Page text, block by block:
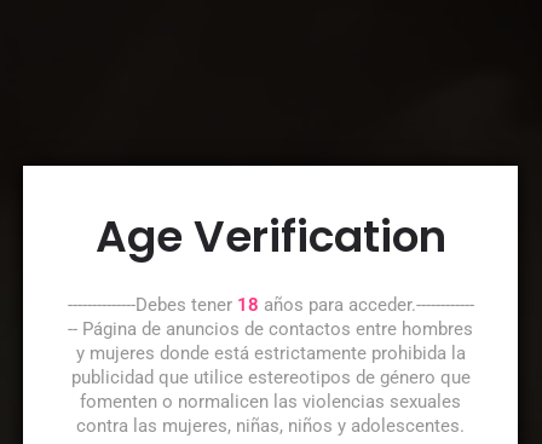
Age Verification
--------------Debes tener 18 años para acceder.------------
-- Página de anuncios de contactos entre hombres
y mujeres donde está estrictamente prohibida la
publicidad que utilice estereotipos de género que
fomenten o normalicen las violencias sexuales
contra las mujeres, niñas, niños y adolescentes.